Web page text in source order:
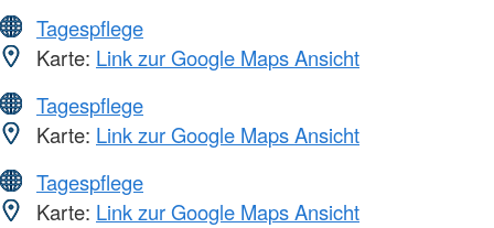
Tagespflege
Karte: Link zur Google Maps Ansicht
Tagespflege
Karte: Link zur Google Maps Ansicht
Tagespflege
Karte: Link zur Google Maps Ansicht